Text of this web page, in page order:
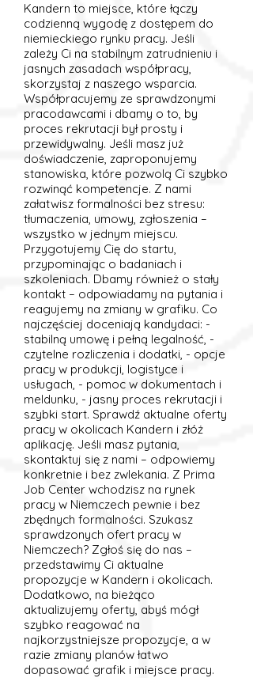
Kandern to miejsce, które łączy
codzienną wygodę z dostępem do
niemieckiego rynku pracy. Jeśli
zależy Ci na stabilnym zatrudnieniu i
jasnych zasadach współpracy,
skorzystaj z naszego wsparcia.
Współpracujemy ze sprawdzonymi
pracodawcami i dbamy o to, by
proces rekrutacji był prosty i
przewidywalny. Jeśli masz już
doświadczenie, zaproponujemy
stanowiska, które pozwolą Ci szybko
rozwinąć kompetencje. Z nami
załatwisz formalności bez stresu:
tłumaczenia, umowy, zgłoszenia –
wszystko w jednym miejscu.
Przygotujemy Cię do startu,
przypominając o badaniach i
szkoleniach. Dbamy również o stały
kontakt – odpowiadamy na pytania i
reagujemy na zmiany w grafiku. Co
najczęściej doceniają kandydaci: -
stabilną umowę i pełną legalność, -
czytelne rozliczenia i dodatki, - opcje
pracy w produkcji, logistyce i
usługach, - pomoc w dokumentach i
meldunku, - jasny proces rekrutacji i
szybki start. Sprawdź aktualne oferty
pracy w okolicach Kandern i złóż
aplikację. Jeśli masz pytania,
skontaktuj się z nami – odpowiemy
konkretnie i bez zwlekania. Z Prima
Job Center wchodzisz na rynek
pracy w Niemczech pewnie i bez
zbędnych formalności. Szukasz
sprawdzonych ofert pracy w
Niemczech? Zgłoś się do nas –
przedstawimy Ci aktualne
propozycje w Kandern i okolicach.
Dodatkowo, na bieżąco
aktualizujemy oferty, abyś mógł
szybko reagować na
najkorzystniejsze propozycje, a w
razie zmiany planów łatwo
dopasować grafik i miejsce pracy.